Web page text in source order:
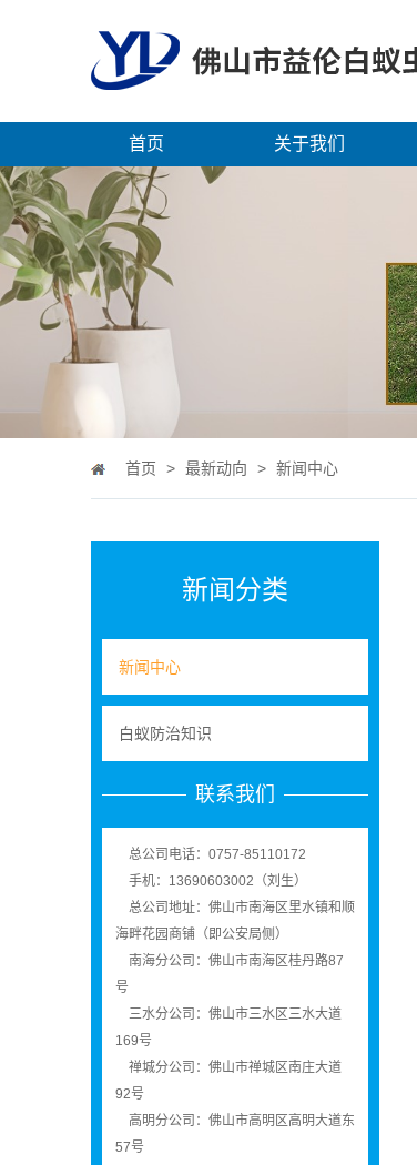
首页 关于我们
首页 > 最新动向 > 新闻中心
新闻分类
新闻中心
白蚁防治知识
联系我们
总公司电话：0757-85110172
手机：13690603002（刘生）
总公司地址：佛山市南海区里水镇和顺
海畔花园商铺（即公安局侧）
南海分公司：佛山市南海区桂丹路87
号
三水分公司：佛山市三水区三水大道
169号
禅城分公司：佛山市禅城区南庄大道
92号
高明分公司：佛山市高明区高明大道东
57号